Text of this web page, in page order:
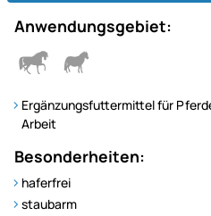
Anwendungsgebiet:
Ergänzungsfuttermittel für
Arbeit
Besonderheiten:
haferfrei
staubarm